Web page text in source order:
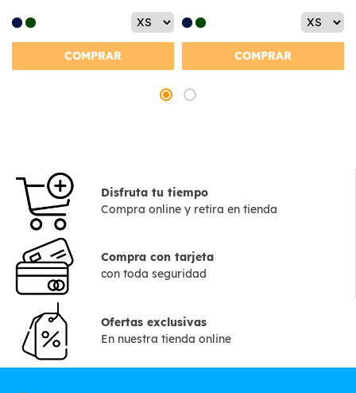
COMPRAR COMPRAR
Disfruta tu tiempo
Compra online y retira en tienda
Compra con tarjeta
con toda seguridad
Ofertas exclusivas
En nuestra tienda online